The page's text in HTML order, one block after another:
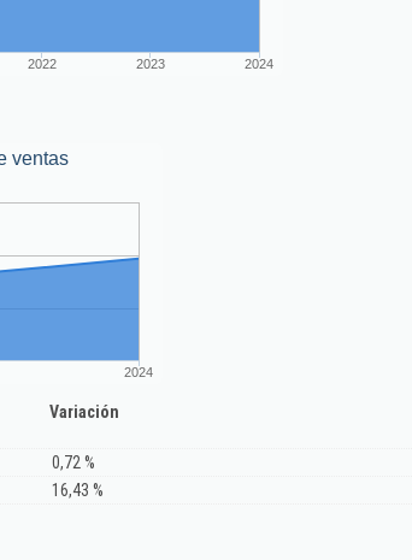
2022 2023 2024
ventas
2024
Variación
0,72 %
16,43 %